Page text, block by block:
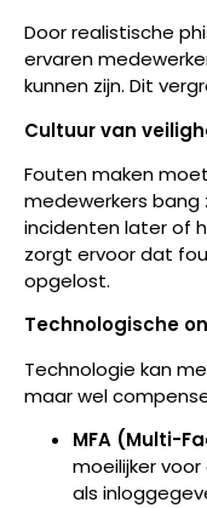
Door realistische
ervaren
kunnen zijn. Dit
Cultuur van
Fouten maken
medewerkers bang
incidenten later of
zorgt ervoor dat
opgelost.
Technologische
Technologie kan
maar wel
MFA (Multi-
moeilijker
als